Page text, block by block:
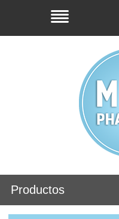
Productos